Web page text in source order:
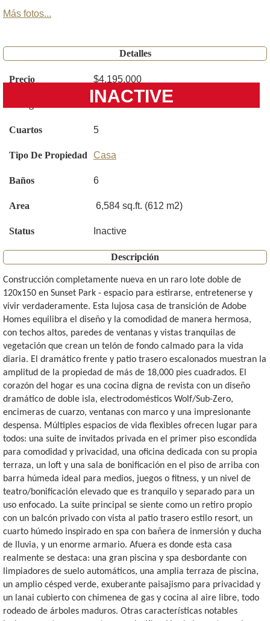
INACTIVE
Más fotos...
Detalles
Precio $4,195,000
TB8449072
Cuartos 5
Tipo De Propiedad Casa
Baños 6
Area 6,584 sq.ft. (612 m2)
Status Inactive
Descripción
Construcción completamente nueva en un raro lote doble de
120x150 en Sunset Park - espacio para estirarse, entretenerse y
vivir verdaderamente. Esta lujosa casa de transición de Adobe
Homes equilibra el diseño y la comodidad de manera hermosa,
con techos altos, paredes de ventanas y vistas tranquilas de
vegetación que crean un telón de fondo calmado para la vida
diaria. El dramático frente y patio trasero escalonados muestran la
amplitud de la propiedad de más de 18,000 pies cuadrados. El
corazón del hogar es una cocina digna de revista con un diseño
dramático de doble isla, electrodomésticos Wolf/Sub-Zero,
encimeras de cuarzo, ventanas con marco y una impresionante
despensa. Múltiples espacios de vida flexibles ofrecen lugar para
todos: una suite de invitados privada en el primer piso escondida
para comodidad y privacidad, una oficina dedicada con su propia
terraza, un loft y una sala de bonificación en el piso de arriba con
barra húmeda ideal para medios, juegos o fitness, y un nivel de
teatro/bonificación elevado que es tranquilo y separado para un
uso enfocado. La suite principal se siente como un retiro propio
con un balcón privado con vista al patio trasero estilo resort, un
cuarto húmedo inspirado en spa con bañera de inmersión y ducha
de lluvia, y un enorme armario. Afuera es donde esta casa
realmente se destaca: una gran piscina y spa desbordante con
limpiadores de suelo automáticos, una amplia terraza de piscina,
un amplio césped verde, exuberante paisajismo para privacidad y
un lanai cubierto con chimenea de gas y cocina al aire libre, todo
rodeado de árboles maduros. Otras características notables